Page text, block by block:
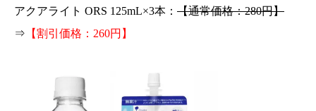
アクアライト ORS 125mL×3本： 【通常価格：280円】
⇒ 【割引価格：260円】